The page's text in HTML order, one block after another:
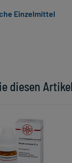
diesen
Einzelmittel